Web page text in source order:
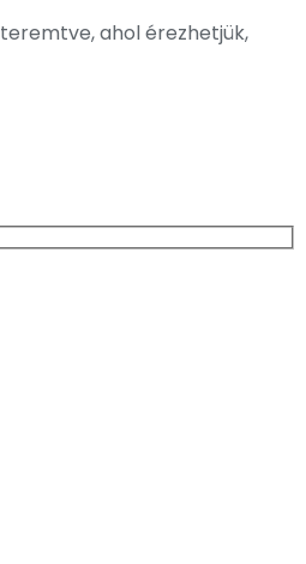
ahol érezhetjük,